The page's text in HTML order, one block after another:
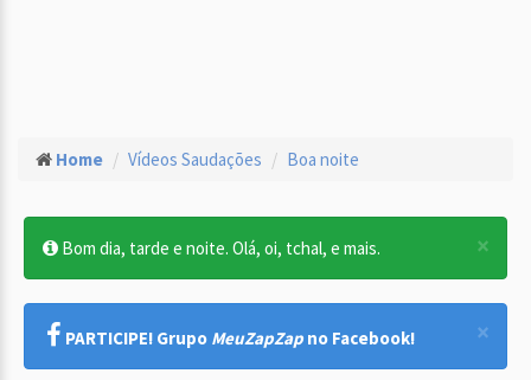
Home Vídeos Saudações Boa noite
×
Bom dia, tarde e noite. Olá, oi, tchal, e mais.
×
PARTICIPE! Grupo MeuZapZap no Facebook!